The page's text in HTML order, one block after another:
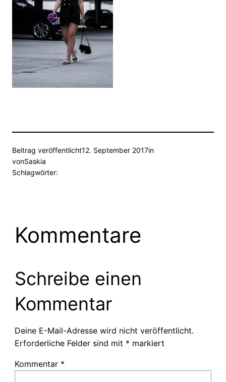
Beitrag veröffentlicht12. September 2017in
vonSaskia
Schlagwörter:
Kommentare
Schreibe einen
Kommentar
Deine E-Mail-Adresse wird nicht veröffentlicht.
Erforderliche Felder sind mit * markiert
Kommentar *